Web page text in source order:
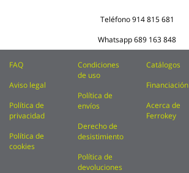
Teléfono914 815 681
Whatsapp689 163 848
FAQ
Aviso legal
Política de
privacidad
Política de
cookies
Condiciones
de uso
Política de
envíos
Derecho de
desistimiento
Política de
devoluciones
Catálogos
Financiación
Acerca de
Ferrokey